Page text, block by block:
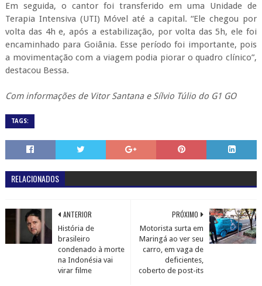
Em seguida, o cantor foi transferido em uma Unidade de
Terapia Intensiva (UTI) Móvel até a capital. “Ele chegou por
volta das 4h e, após a estabilização, por volta das 5h, ele foi
encaminhado para Goiânia. Esse período foi importante, pois
a movimentação com a viagem podia piorar o quadro clínico”,
destacou Bessa.
Com informações de Vitor Santana e Sílvio Túlio do G1 GO
TAGS:
RELACIONADOS
PRÓXIMO
Motorista surta em
Maringá ao ver seu
carro, em vaga de
deficientes,
coberto de post-its
ANTERIOR
História de
brasileiro
condenado à morte
na Indonésia vai
virar filme